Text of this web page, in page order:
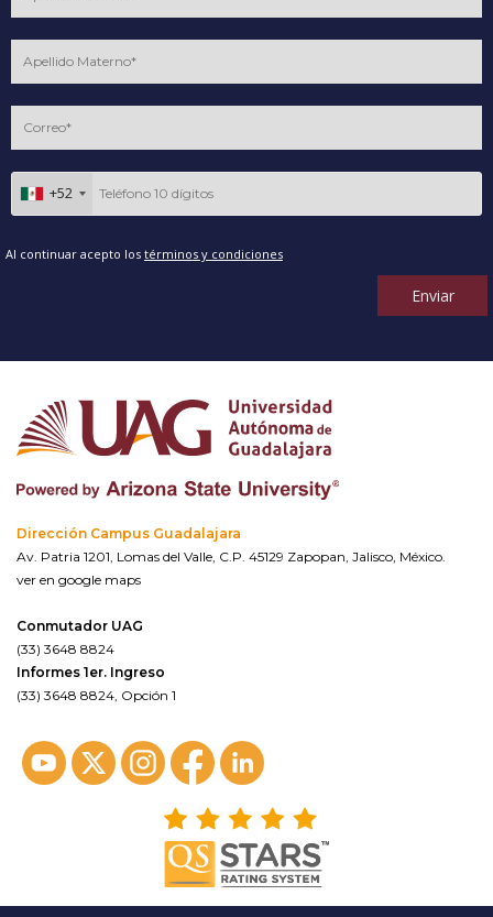
+52
Al continuar acepto los términos y condiciones
Enviar
Dirección Campus Guadalajara
Av. Patria 1201, Lomas del Valle, C.P. 45129 Zapopan, Jalisco, México.
ver en google maps
Conmutador UAG
(33) 3648 8824
Informes 1er. Ingreso
(33) 3648 8824, Opción 1